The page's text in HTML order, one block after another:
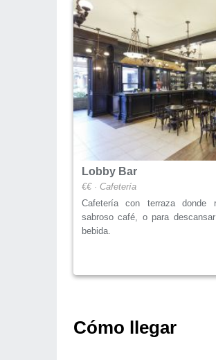
Lobby Bar
€€ · Cafetería
Cafetería con terraza donde
sabroso café, o para
bebida.
Cómo llegar